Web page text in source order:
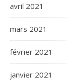
avril 2021
mars 2021
février 2021
janvier 2021